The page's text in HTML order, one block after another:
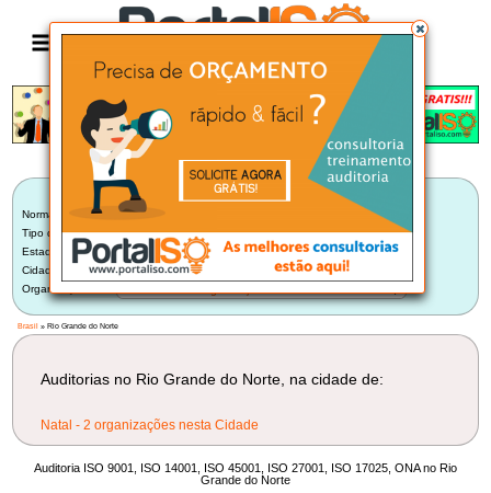
LISTA BRASILEIRA DE AUDITORIAS
Norma:
Selecionar Norma
Tipo de Auditoria:
Selecione um Tipo
Estado:
Rio Grande do Norte (2)
Cidade:
Selecione uma Cidade
Organização:
Brasil » Rio Grande do Norte
Auditorias no Rio Grande do Norte, na cidade de:
Natal - 2 organizações nesta Cidade
Auditoria ISO 9001, ISO 14001, ISO 45001, ISO 27001, ISO 17025, ONA no Rio
Grande do Norte